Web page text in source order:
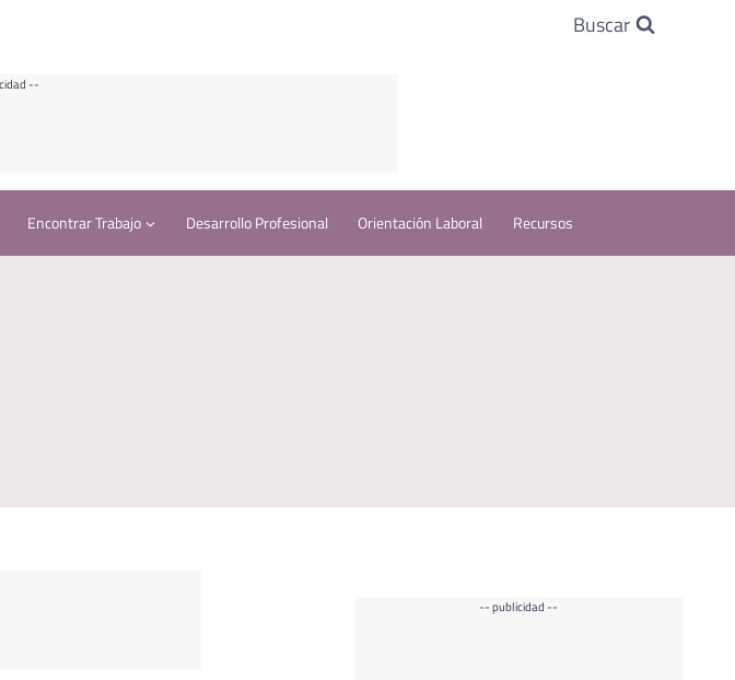
Buscar
--
Encontrar Trabajo Desarrollo Profesional Orientación Laboral Recursos
-- publicidad --